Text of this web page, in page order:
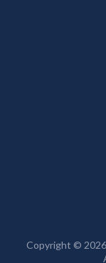
Copyright © 2026